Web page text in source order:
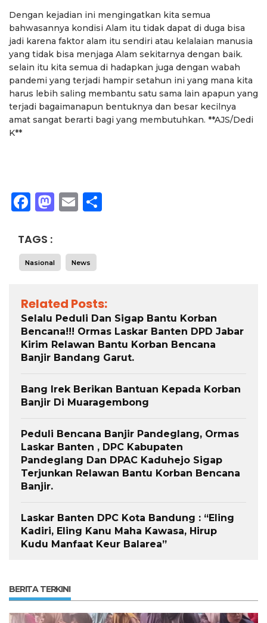
Dengan kejadian ini mengingatkan kita semua
bahwasannya kondisi Alam itu tidak dapat di duga bisa
jadi karena faktor alam itu sendiri atau kelalaian manusia
yang tidak bisa menjaga Alam sekitarnya dengan baik.
selain itu kita semua di hadapkan juga dengan wabah
pandemi yang terjadi hampir setahun ini yang mana kita
harus lebih saling membantu satu sama lain apapun yang
terjadi bagaimanapun bentuknya dan besar kecilnya
amat sangat berarti bagi yang membutuhkan. **AJS/Dedi
K**
Facebook
Mastodon
Email
TAGS :
Nasional News
Related Posts:
Selalu Peduli Dan Sigap Bantu Korban
Bencana!!! Ormas Laskar Banten DPD Jabar
Kirim Relawan Bantu Korban Bencana
Banjir Bandang Garut.
Bang Irek Berikan Bantuan Kepada Korban
Banjir Di Muaragembong
Peduli Bencana Banjir Pandeglang, Ormas
Laskar Banten , DPC Kabupaten
Pandeglang Dan DPAC Kaduhejo Sigap
Terjunkan Relawan Bantu Korban Bencana
Banjir.
Laskar Banten DPC Kota Bandung : “Eling
Kadiri, Eling Kanu Maha Kawasa, Hirup
Kudu Manfaat Keur Balarea”
BERITA TERKINI